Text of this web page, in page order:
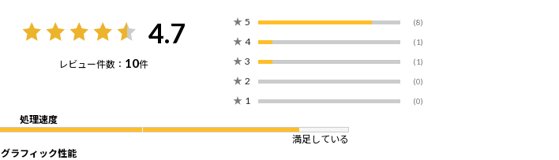
4.7
レビュー件数： 10件
★ 5 (8)
★ 4 (1)
★ 3 (1)
★ 2 (0)
★ 1 (0)
処理速度
満足している
グラフィック性能